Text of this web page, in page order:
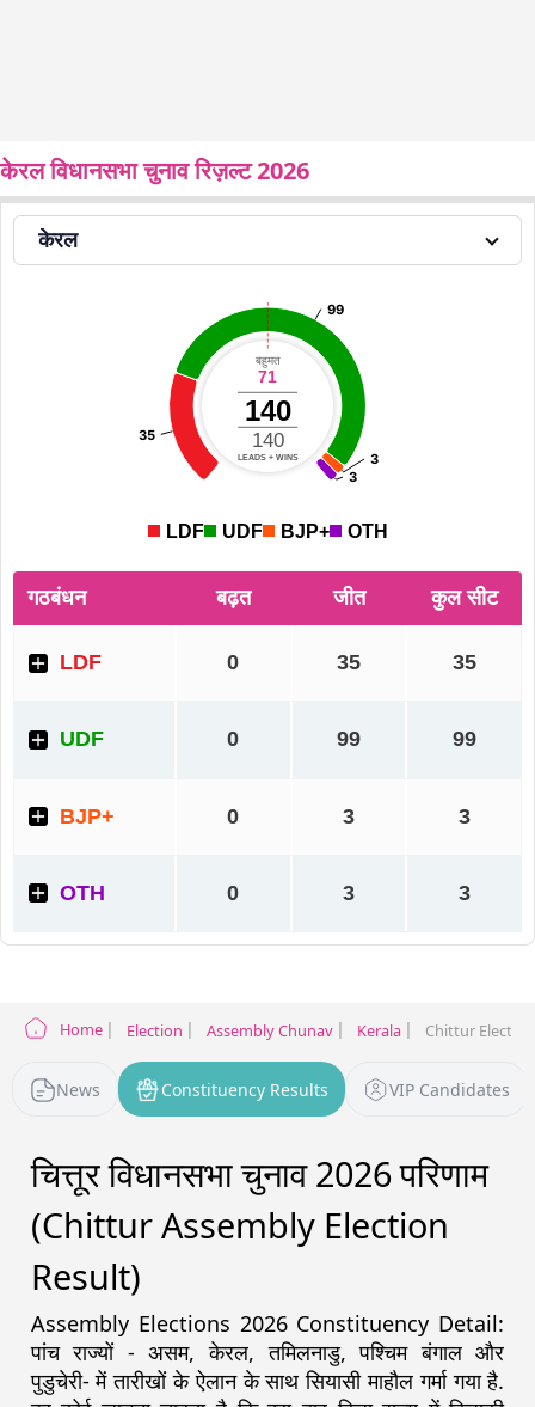
केरल विधानसभा चुनाव रिज़ल्ट 2026
Home Election Assembly Chunav Kerala Chittur
News Constituency Results VIP Candidates
चित्तूर विधानसभा चुनाव 2026 परिणाम
(Chittur Assembly Election
Result)
Assembly Elections 2026 Constituency Detail:
पांच राज्यों - असम, केरल, तमिलनाडु, पश्चिम बंगाल और
पुडुचेरी- में तारीखों के ऐलान के साथ सियासी माहौल गर्मा गया है.